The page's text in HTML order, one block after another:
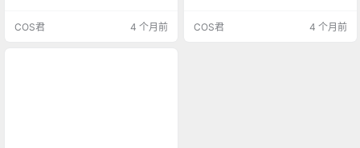
言
COS君 4 个月前
穆零Mu0 NO.03 OL制服 穆零Mu0
COS君 4 个月前